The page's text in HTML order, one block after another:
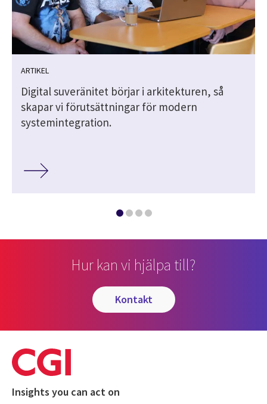
ARTIKEL
Digital suveränitet börjar i arkitekturen, så
skapar vi förutsättningar för modern
systemintegration.
Hur kan vi hjälpa till?
kontakt
Insights you can act on